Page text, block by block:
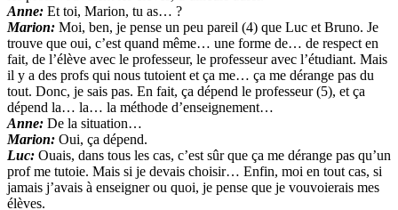
Anne: Et toi, Marion, tu as… ?
Marion: Moi, ben, je pense un peu pareil (4) que Luc et Bruno. Je
trouve que oui, c’est quand même… une forme de… de respect en
fait, de l’élève avec le professeur, le professeur avec l’étudiant. Mais
il y a des profs qui nous tutoient et ça me… ça me dérange pas du
tout. Donc, je sais pas. En fait, ça dépend le professeur (5), et ça
dépend la… la… la méthode d’enseignement…
Anne: De la situation…
Marion: Oui, ça dépend.
Luc: Ouais, dans tous les cas, c’est sûr que ça me dérange pas qu’un
prof me tutoie. Mais si je devais choisir… Enfin, moi en tout cas, si
jamais j’avais à enseigner ou quoi, je pense que je vouvoierais mes
élèves.